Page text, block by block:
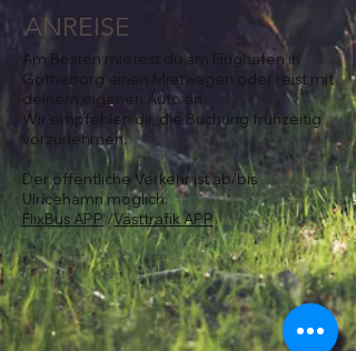
ANREISE
Am Besten mietest du am Flughafen in
Götheborg einen Mietwagen oder reist mit
deinem eigenen Auto an.
Wir empfehlen dir, die Buchung frühzeitig
vorzunehmen.
Der öffentliche Verkehr ist ab/bis
Ulricehamn möglich.
FlixBus APP/Västtrafik APP